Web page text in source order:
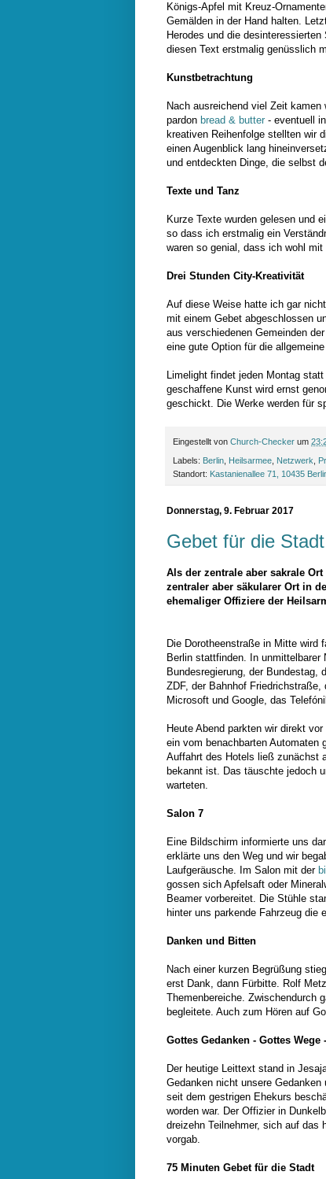
Königs-Apfel mit Kreuz-
Gemälden in der Hand halten.
Herodes und die
diesen Text erstmalig genüsslich
Kunstbetrachtung
Nach ausreichend viel Zeit
pardon bread & butter - eventuell
kreativen Reihenfolge stellten wir
einen Augenblick lang
und entdeckten Dinge, die selbst
Texte und Tanz
Kurze Texte wurden gelesen und
so dass ich erstmalig ein
waren so genial, dass ich wohl
Drei Stunden City-Kreativität
Auf diese Weise hatte ich gar
mit einem Gebet abgeschlossen
aus verschiedenen Gemeinden
eine gute Option für die
Limelight findet jeden Montag
geschaffene Kunst wird ernst
geschickt. Die Werke werden für
Eingestellt von Church-Checker um
Labels: Berlin, Heilsarmee, Netzwerk,
Standort: Kastanienallee 71, 10435
Donnerstag, 9. Februar 2017
Gebet für die
Als der zentrale aber sakrale
zentraler aber säkularer Ort in
ehemaliger Offiziere der
Die Dorotheenstraße in Mitte wird
Berlin stattfinden. In
Bundesregierung, der
ZDF, der Bahnhof
Microsoft und Google, das
Heute Abend parkten wir direkt
ein vom benachbarten Automaten
Auffahrt des Hotels ließ zunächst
bekannt ist. Das täuschte jedoch
warteten.
Salon 7
Eine Bildschirm informierte uns
erklärte uns den Weg und wir
Laufgeräusche. Im Salon mit der
gossen sich Apfelsaft oder
Beamer vorbereitet. Die Stühle
hinter uns parkende Fahrzeug die
Danken und Bitten
Nach einer kurzen Begrüßung
erst Dank, dann Fürbitte. Rolf
Themenbereiche. Zwischendurch
begleitete. Auch zum Hören auf
Gottes Gedanken - Gottes
Der heutige Leittext stand in
Gedanken nicht unsere
seit dem gestrigen Ehekurs
worden war. Der Offizier in
dreizehn Teilnehmer, sich auf das
vorgab.
75 Minuten Gebet für die Stadt